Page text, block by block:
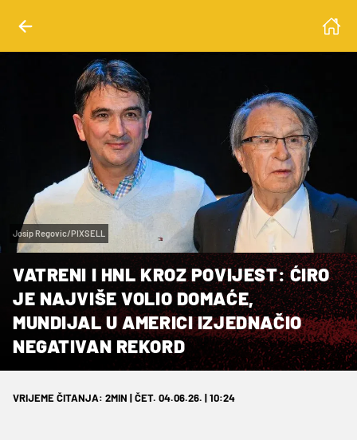
Josip Regovic/PIXSELL
VATRENI I HNL KROZ POVIJEST: ĆIRO
JE NAJVIŠE VOLIO DOMAĆE,
MUNDIJAL U AMERICI IZJEDNAČIO
NEGATIVAN REKORD
VRIJEME ČITANJA: 2MIN | ČET. 04.06.26. | 10:24